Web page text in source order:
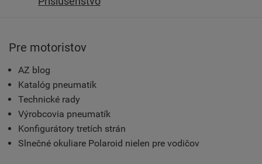
Pre motoristov
AZ blog
Katalóg pneumatík
Technické rady
Výrobcovia pneumatík
Konfigurátory tretích strán
Slnečné okuliare Polaroid nielen pre vodičov